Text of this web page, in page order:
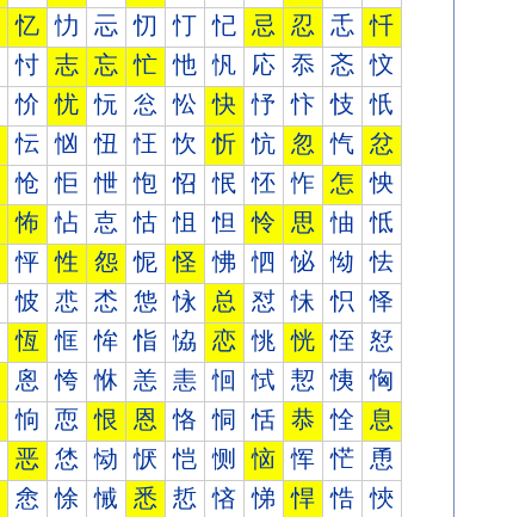
忆 忇 忈 忉 忊 忋 忌 忍 忎 忏
忖 志 忘 忙 忚 忛 応 忝 忞 忟
忦 忧 忨 忩 忪 快 忬 忭 忮 忯
忶 忷 忸 忹 忺 忻 忼 忽 忾 忿
怆 怇 怈 怉 怊 怋 怌 怍 怎 怏
怖 怗 怘 怙 怚 怛 怜 思 怞 怟
怦 性 怨 怩 怪 怫 怬 怭 怮 怯
怶 怷 怸 怹 怺 总 怼 怽 怾 怿
恆 恇 恈 恉 恊 恋 恌 恍 恎 恏
恖 恗 恘 恙 恚 恛 恜 恝 恞 恟
恦 恧 恨 恩 恪 恫 恬 恭 恮 息
恶 恷 恸 恹 恺 恻 恼 恽 恾 恿
悆 悇 悈 悉 悊 悋 悌 悍 悎 悏